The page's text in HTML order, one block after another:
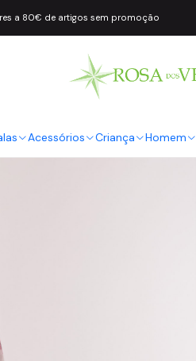
Acessórios Criança Homem
a 80€ de artigos sem promoção